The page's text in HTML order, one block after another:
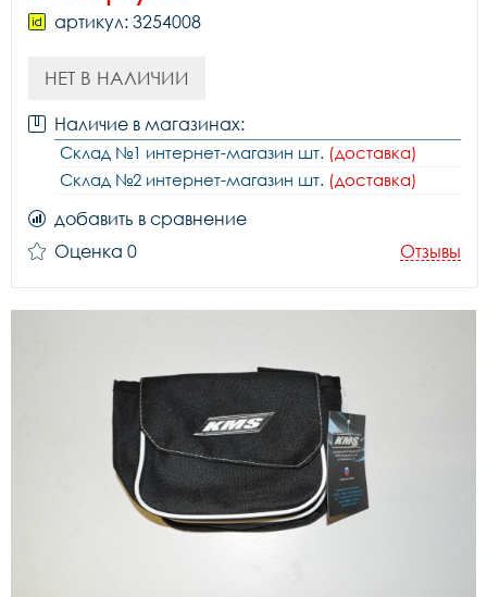
артикул: 3254008
НЕТ В НАЛИЧИИ
Наличие в магазинах:
Склад №1 интернет-магазин шт. (доставка)
Склад №2 интернет-магазин шт. (доставка)
добавить в сравнение
Оценка 0
Отзывы